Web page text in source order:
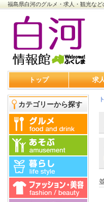
福島県白河のグルメ・求人・観光な
トップ 求
カテゴリーから探す